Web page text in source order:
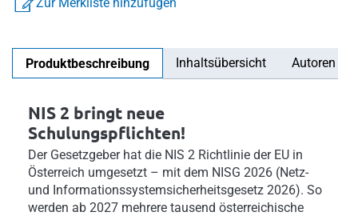
Produktbeschreibung Inhaltsübersicht Autoren
NIS 2 bringt neue
Schulungspflichten!
Der Gesetzgeber hat die NIS 2 Richtlinie der EU in
Österreich umgesetzt – mit dem NISG 2026 (Netz-
und Informationssystemsicherheitsgesetz 2026). So
werden ab 2027 mehrere tausend österreichische